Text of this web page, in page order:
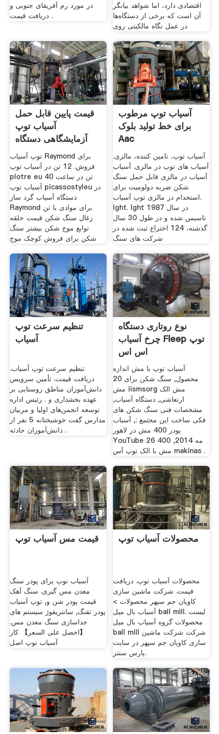
در مورد رم آفریقای جنوبی و
دریافت قیمت .
اقتصادی دارد، اما شواهد بیانگر
آن است که برخی از دستگاه‌ها
در عمل نگاه مالکیتی روی
قیمت پایین قابل حمل
آسیاب توپ
آزمایشگاهی دستگاه
پالایش
توپ آسیاب Raymond برای
فروش. 12 تن در آسیاب توپ
plotre eu 40 تن در ساعت
آسیاب توپ picassostyleu در
دستگاه آسیاب گرد ساز
Raymond برای موادی با تن
زغال سنگ شکن قیمت حلقه
توابع موج شکن بیشتر سنگ
شکن برای فروش کوچک موج
آسیاب توپ مرطوب
برای خط تولید بلوک
Aac
آسیاب توپ، تامین کننده، مالزی.
آسیاب های توپ در مالزی. آسیاب
آسیاب در مالزی قابل حمل سنگ
شکن ضربه دولومیت برای
استخدام در مالزی توپ آسیاب.
lght. lght در سال 1987
تاسیس شده و در طول 30 سال
گذشته، 124 اختراع ثبت شده در
شركت های سنگ
تنظیم سرعت توپ
آسیاب
تنظیم سرعت توپ آسیاب.
دریافت قیمت. تأمین سرویس
دانش‌آموزان مناطق روستایی بر
عهده بخشداری‌ و . رئیس اداره
توسعه انجمن‌های اولیا و مربیان
مدارس گفت خوشبختانه 5 نفر از
دانش‌آموزان حادثه .
نوع روتاری دستگاه
چرخ آسیاب Fleep توپ
اس اس
آسیاب توپ با مش اندازه
محصول, سنگ شکن برای 20
مش iismsorg مش الک
ارتعاشی, دستگاه آسیاب,
مشخصات فنی سنگ شکن های
فکی ساخت این مجتمع :, آسیاب
پودر 400 مش در لاهور
YouTube 26 مه 2014, 400
مش با الک توپ آس makinas .
قیمت مس آسیاب توپ
آسیاب توپ برای پودر سنگ
معدن مس گیری. سنگ آهک
قیمت پودر شن و, توپ آسیاب
پودر تفنگ, سانتریفوژ سیستم های
جداسازی سنگ معدن مس.
【احصل على السعر】 کار
آسیاب توپ اصل
محصولات آسیاب توپ
محصولات آسیاب توپ. دریافت
قیمت. شرکت ماشین سازی
کاویان جم سپهر محصولات >
آسیاب بال میل ball mill. لیست
محصولات گروه آسیاب بال میل
ball mill شرکت شرکت ماشین
سازی کاویان جم سپهر در سایت
پارس سنتر.